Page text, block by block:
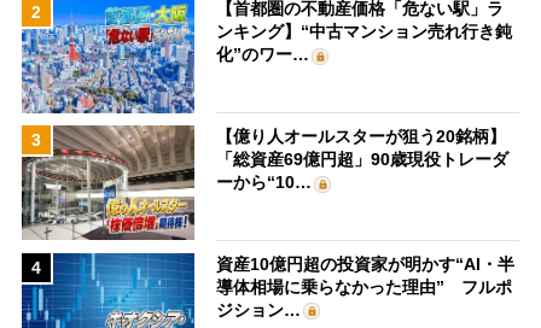
2
【首都圏の不動産価格「危ない駅」ラ
ンキング】“中古マンション売れ行き鈍
化”のワー…
3
【億り人オールスターが狙う20銘柄】
「総資産69億円超」90歳現役トレーダ
ーから“10…
4
資産10億円超の投資家が明かす“AI・半
導体相場に乗らなかった理由” フルポ
ジション…